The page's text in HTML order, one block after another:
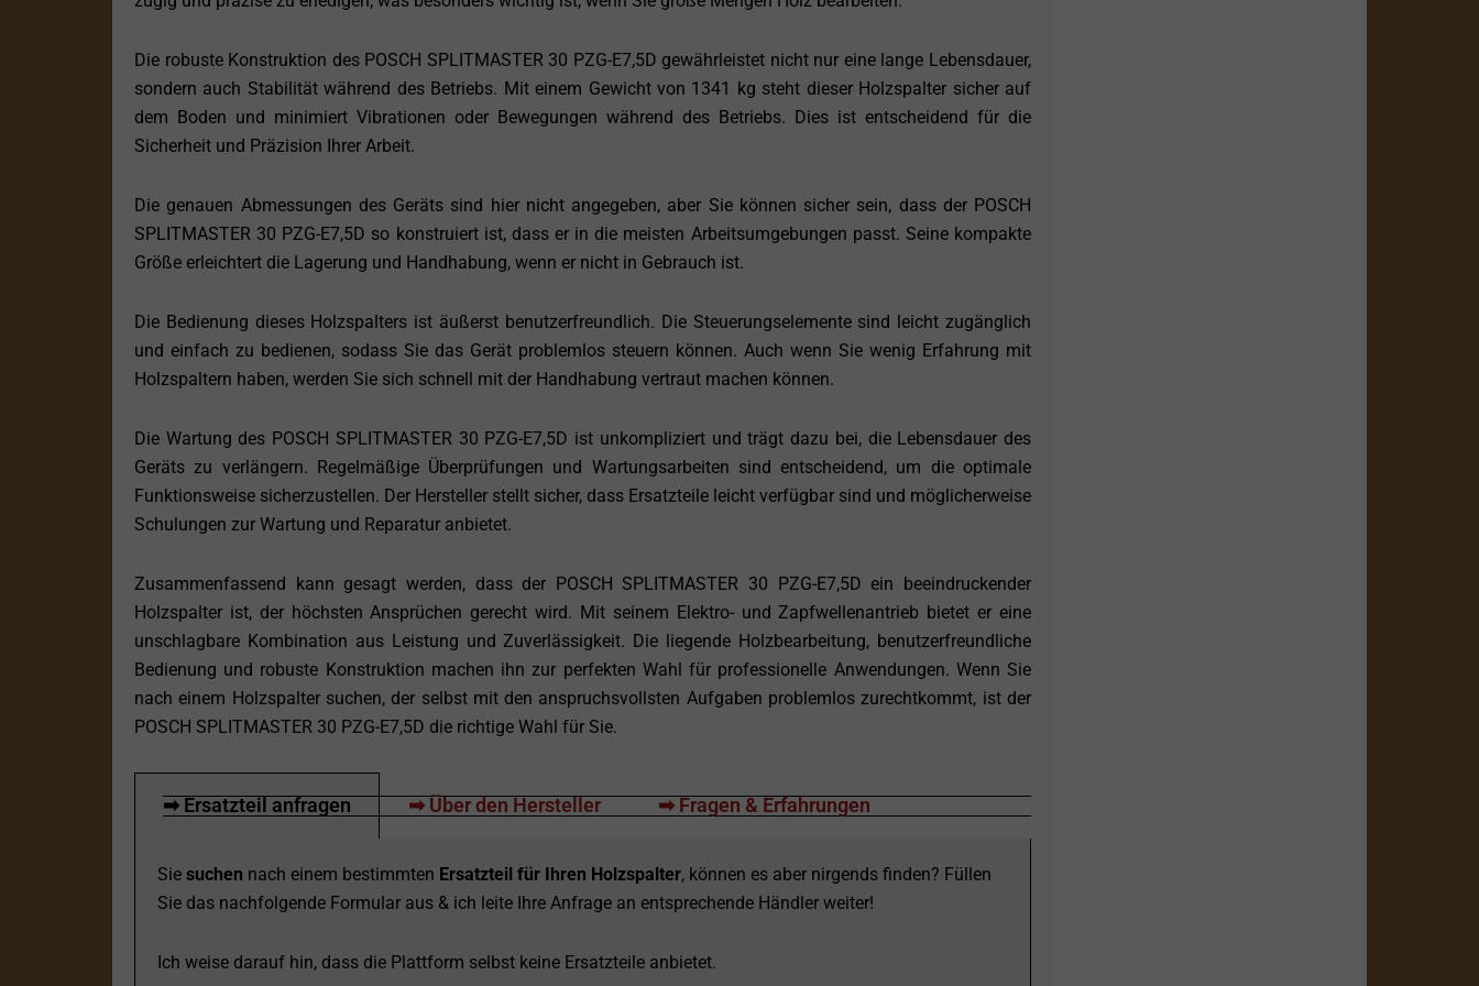
Die robuste Konstruktion des POSCH SPLITMASTER 30 PZG-E7,5D gewährleistet nicht nur eine lange Lebensdauer,
sondern auch Stabilität während des Betriebs. Mit einem Gewicht von 1341 kg steht dieser Holzspalter sicher auf
dem Boden und minimiert Vibrationen oder Bewegungen während des Betriebs. Dies ist entscheidend für die
Sicherheit und Präzision Ihrer Arbeit.
Die genauen Abmessungen des Geräts sind hier nicht angegeben, aber Sie können sicher sein, dass der POSCH
SPLITMASTER 30 PZG-E7,5D so konstruiert ist, dass er in die meisten Arbeitsumgebungen passt. Seine kompakte
Größe erleichtert die Lagerung und Handhabung, wenn er nicht in Gebrauch ist.
Die Bedienung dieses Holzspalters ist äußerst benutzerfreundlich. Die Steuerungselemente sind leicht zugänglich
und einfach zu bedienen, sodass Sie das Gerät problemlos steuern können. Auch wenn Sie wenig Erfahrung mit
Holzspaltern haben, werden Sie sich schnell mit der Handhabung vertraut machen können.
Die Wartung des POSCH SPLITMASTER 30 PZG-E7,5D ist unkompliziert und trägt dazu bei, die Lebensdauer des
Geräts zu verlängern. Regelmäßige Überprüfungen und Wartungsarbeiten sind entscheidend, um die optimale
Funktionsweise sicherzustellen. Der Hersteller stellt sicher, dass Ersatzteile leicht verfügbar sind und möglicherweise
Schulungen zur Wartung und Reparatur anbietet.
Zusammenfassend kann gesagt werden, dass der POSCH SPLITMASTER 30 PZG-E7,5D ein beeindruckender
Holzspalter ist, der höchsten Ansprüchen gerecht wird. Mit seinem Elektro- und Zapfwellenantrieb bietet er eine
unschlagbare Kombination aus Leistung und Zuverlässigkeit. Die liegende Holzbearbeitung, benutzerfreundliche
Bedienung und robuste Konstruktion machen ihn zur perfekten Wahl für professionelle Anwendungen. Wenn Sie
nach einem Holzspalter suchen, der selbst mit den anspruchsvollsten Aufgaben problemlos zurechtkommt, ist der
POSCH SPLITMASTER 30 PZG-E7,5D die richtige Wahl für Sie.
➡ Ersatzteil anfragen ➡ Über den Hersteller ➡ Fragen & Erfahrungen
Sie suchen nach einem bestimmten Ersatzteil für Ihren Holzspalter, können es aber nirgends finden? Füllen
Sie das nachfolgende Formular aus & ich leite Ihre Anfrage an entsprechende Händler weiter!
Ich weise darauf hin, dass die Plattform selbst keine Ersatzteile anbietet.